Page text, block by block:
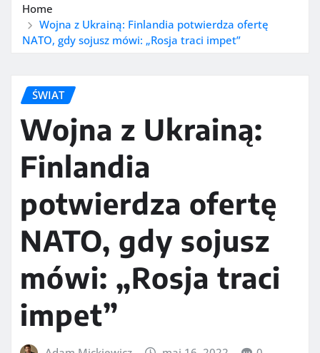
Home
Wojna z Ukrainą: Finlandia potwierdza ofertę
NATO, gdy sojusz mówi: „Rosja traci impet”
ŚWIAT
Wojna z Ukrainą:
Finlandia
potwierdza ofertę
NATO, gdy sojusz
mówi: „Rosja traci
impet”